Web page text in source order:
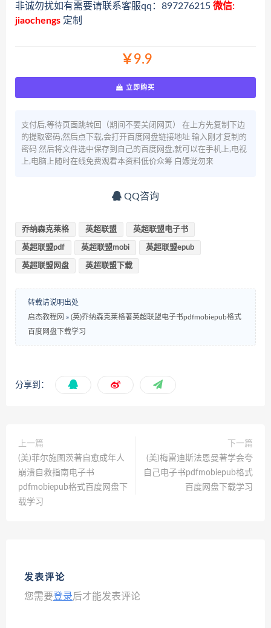
非诚勿扰如有需要请联系客服qq：897276215 微信:
jiaochengs 定制
￥9.9
立即购买
支付后,等待页面跳转回（期间不要关闭网页） 在上方先复制下边
的提取密码,然后点下载,会打开百度网盘链接地址 输入刚才复制的
密码 然后将文件选中保存到自己的百度网盘,就可以在手机上,电视
上,电脑上随时在线免费观看本资料低价众筹 白嫖党勿来
QQ咨询
乔纳森克莱格 英超联盟 英超联盟电子书
英超联盟pdf 英超联盟mobi 英超联盟epub
英超联盟网盘 英超联盟下载
转载请说明出处
启杰教程网 » (英)乔纳森克莱格著英超联盟电子书pdfmobiepub格式
百度网盘下载学习
分享到：
上一篇
(美)菲尔施图茨著自愈成年人
崩溃自救指南电子书
pdfmobiepub格式百度网盘下
载学习
下一篇
(美)梅雷迪斯法恩曼著学会夸
自己电子书pdfmobiepub格式
百度网盘下载学习
发表评论
您需要登录后才能发表评论